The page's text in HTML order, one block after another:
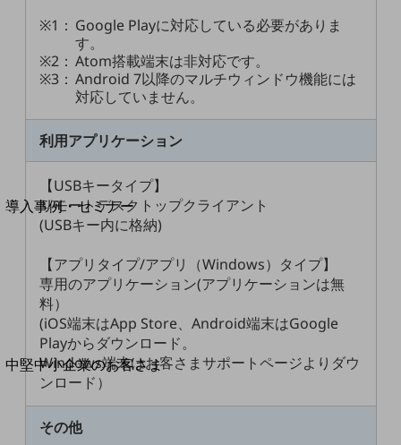
運用保守・故障紛失サポート
回線・ネットワーク
お手続き
別ウィンドウで開きます
サービスをご利用中のお客さま
導入事例・セミナー
導入事例TOP
最新の導入事例や注目の導入事例をご紹介します
セミナー
開催・出展する各種セミナー、イベント情報をご紹介します
別ウィンドウで開きます
中堅中小企業のお客さま
NTTドコモビジネスウォッチ
ビジネスお役立ち情報
旬な話題やお役立ち資料などDXの課題を
※1： Google Playに対応している必要がありま
す。
※2： Atom搭載端末は非対応です。
※3： Android 7以降のマルチウィンドウ機能には
対応していません。
利用アプリケーション
【USBキータイプ】
リモートデスクトップクライアント
(USBキー内に格納)
【アプリタイプ/アプリ（Windows）タイプ】
専用のアプリケーション(アプリケーションは無
料）
(iOS端末はApp Store、Android端末はGoogle
Playからダウンロード。
Windows端末はお客さまサポートページよりダウ
ンロード）
その他